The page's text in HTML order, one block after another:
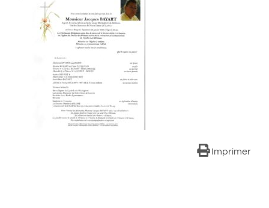
Imprimer